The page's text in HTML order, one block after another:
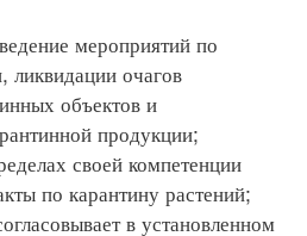
мероприятий по
ликвидации очагов
объектов и
продукции;
своей компетенции
по карантину растений;
в установленном